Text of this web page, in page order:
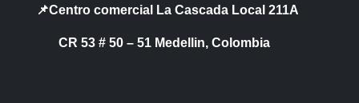
📌Centro comercial La Cascada Local 211A
CR 53 # 50 – 51 Medellin, Colombia